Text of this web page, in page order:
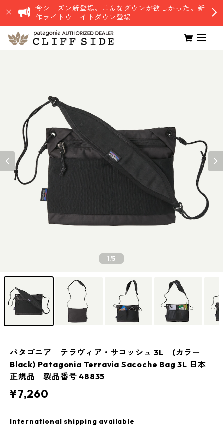
今シーズン新登場。こんなダウンが欲しかった。新
作ライトウェイトダウン登場
1/5
パタゴニア テラヴィア・サコッシュ 3L (カラー
Black) Patagonia Terravia Sacoche Bag 3L 日本
正規品 製品番号 48835
¥7,260
International shipping available